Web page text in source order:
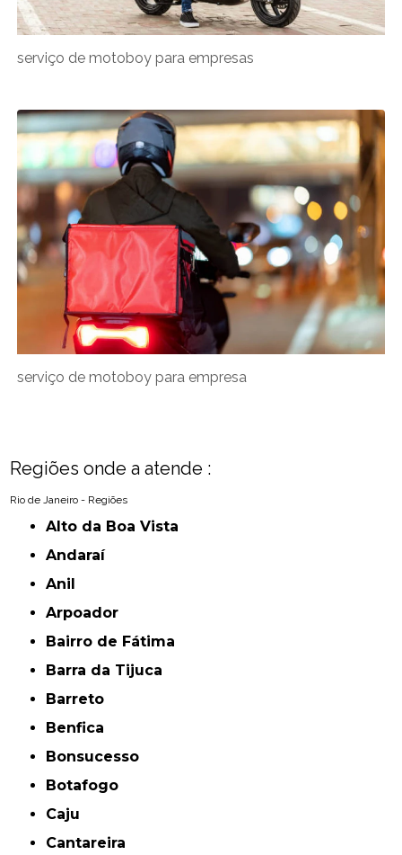
serviço de motoboy para empresas
serviço de motoboy para empresa
Regiões onde a atende :
Rio de Janeiro - Regiões
Alto da Boa Vista
Andaraí
Anil
Arpoador
Bairro de Fátima
Barra da Tijuca
Barreto
Benfica
Bonsucesso
Botafogo
Caju
Cantareira